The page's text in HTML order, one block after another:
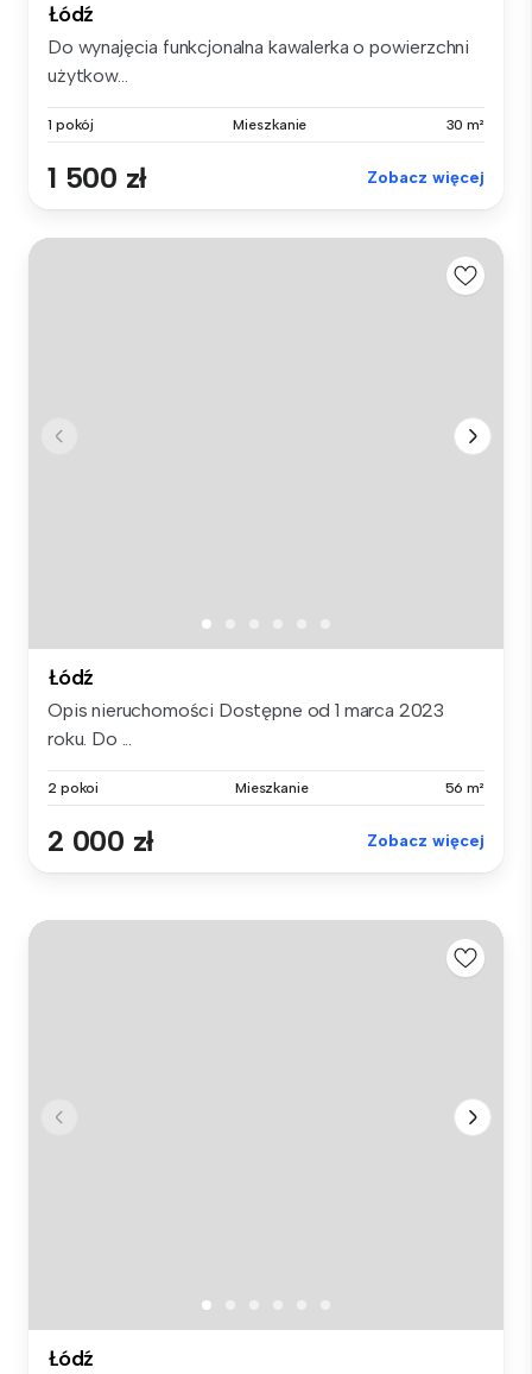
Łódź
Do wynajęcia funkcjonalna kawalerka o powierzchni
użytkow...
1 pokój Mieszkanie 30 m²
1 500 zł Zobacz więcej
Łódź
Opis nieruchomości Dostępne od 1 marca 2023
roku. Do ...
2 pokoi Mieszkanie 56 m²
2 000 zł Zobacz więcej
Łódź